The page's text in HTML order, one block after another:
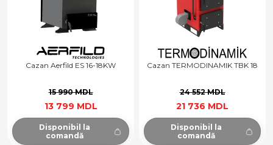
Cazan Aerfild ES 16-18KW
15 990 MDL
13 799 MDL
Disponibil la
comandă
Cazan TERMODINAMIK TBK 18
24 552 MDL
21 736 MDL
Disponibil la
comandă